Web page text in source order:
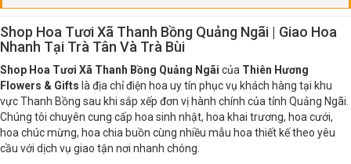
Shop Hoa Tươi Xã Thanh Bồng Quảng Ngãi | Giao Hoa
Nhanh Tại Trà Tân Và Trà Bùi
Shop Hoa Tươi Xã Thanh Bồng Quảng Ngãi của Thiên Hương
Flowers & Gifts là địa chỉ điện hoa uy tín phục vụ khách hàng tại khu
vực Thanh Bồng sau khi sắp xếp đơn vị hành chính của tỉnh Quảng Ngãi.
Chúng tôi chuyên cung cấp hoa sinh nhật, hoa khai trương, hoa cưới,
hoa chúc mừng, hoa chia buồn cùng nhiều mẫu hoa thiết kế theo yêu
cầu với dịch vụ giao tận nơi nhanh chóng.